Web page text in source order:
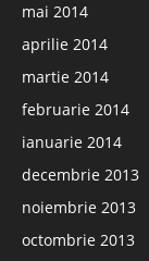
mai 2014
aprilie 2014
martie 2014
februarie 2014
ianuarie 2014
decembrie 2013
noiembrie 2013
octombrie 2013